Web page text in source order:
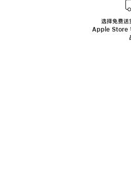
选择免费送
Apple Store